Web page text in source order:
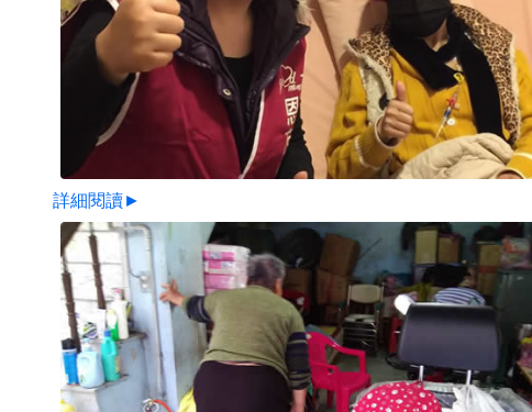
詳細閱讀►